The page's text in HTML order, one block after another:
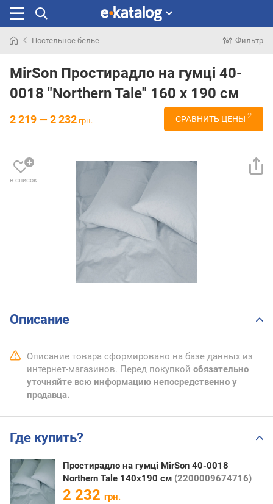
раньше
Постельное белье Фильтр
MirSon Простирадло на гумці 40-
0018 "Northern Tale" 160 х 190 см
2 219 — 2 232 грн. СРАВНИТЬ ЦЕНЫ 2
в список
Описание
Описание товара сформировано на базе данных из
интернет-магазинов. Перед покупкой обязательно
уточняйте всю информацию непосредственно у
продавца.
Где купить?
Простирадло на гумці MirSon 40-0018
Northern Tale 140x190 см (2200009674716)
2 232 грн.